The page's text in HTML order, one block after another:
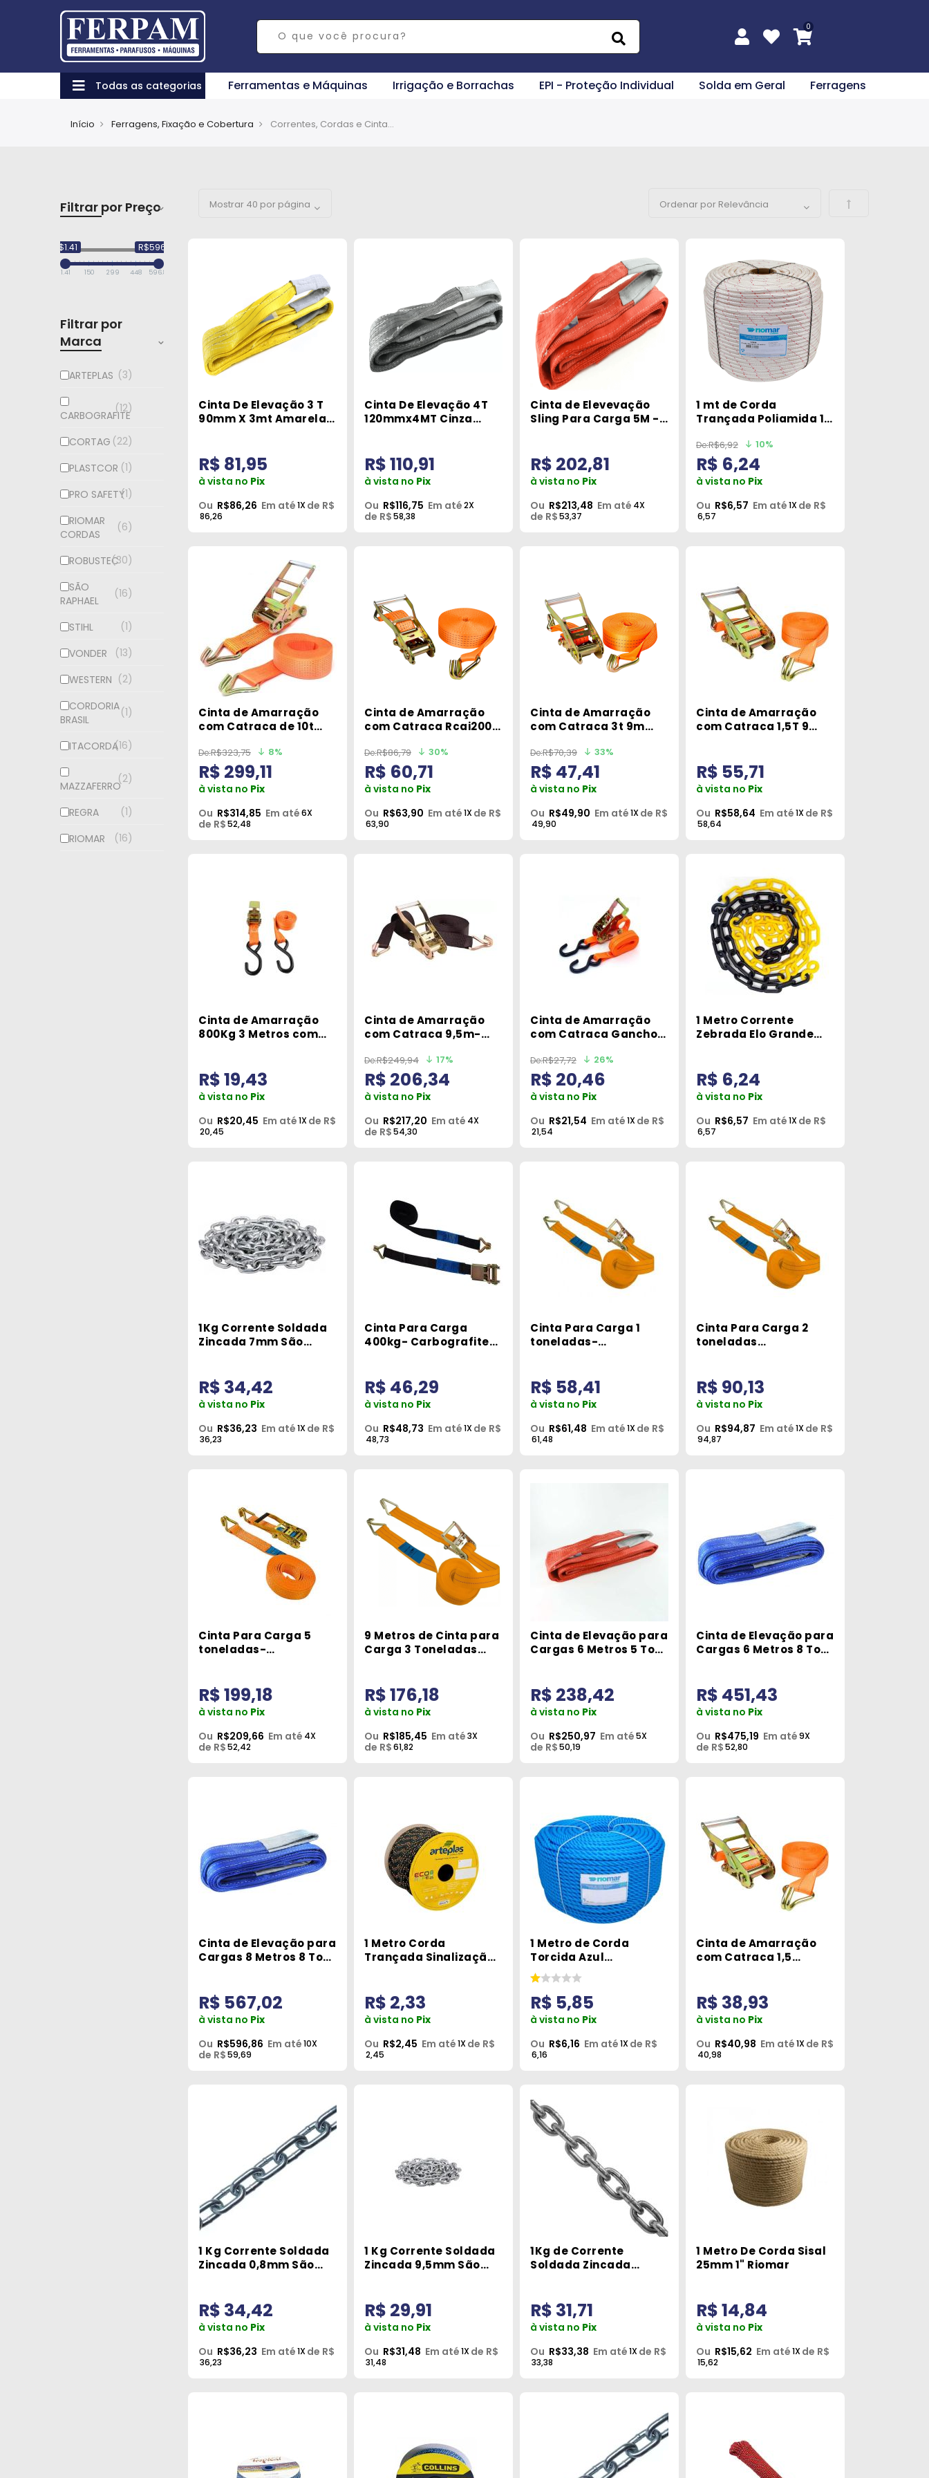
Todas as categorias Ferramentas e Máquinas Irrigação e Borrachas EPI - Proteção Individual Solda em Geral Ferragens
Início Ferragens, Fixação e Cobertura Correntes, Cordas e Cintas de Amarração
Definir Direção
Cinta De Elevação 3 T
90mm X 3mt Amarela
R$ 81,95
à vista no Pix
Ou R$86,26 Em até1X de R$
86,26
Cinta De Elevação 4T
120mmx4MT Cinza
R$ 110,91
à vista no Pix
Ou R$116,75 Em até2X
de R$58,38
Cinta de Elevevação
Sling Para Carga 5M -
R$ 202,81
à vista no Pix
Ou R$213,48 Em até 4X
de R$53,37
1 mt de Corda
Trançada Poliamida 12
Riomar Cordas
R$6,92 10%
R$ 6,24
à vista no Pix
Ou R$6,57 Em até1X de R$
6,57
Cinta de Amarração
com Catraca de 10t
R$323,75 8%
R$ 299,11
à vista no Pix
Ou R$314,85 Em até6X
de R$52,48
Cinta de Amarração
com Catraca Rcai2002
R$86,79 30%
R$ 60,71
à vista no Pix
Ou R$63,90 Em até1X de R$
63,90
Cinta de Amarração
com Catraca 3t 9m
R$70,39 33%
R$ 47,41
à vista no Pix
Ou R$49,90 Em até1X de R$
49,90
Cinta de Amarração
com Catraca 1,5T 9
R$ 55,71
à vista no Pix
Ou R$58,64 Em até1X de R$
58,64
Cinta de Amarração
800Kg 3 Metros com
R$ 19,43
à vista no Pix
Ou R$20,45 Em até1X de R$
20,45
Cinta de Amarração
com Catraca 9,5m-
R$249,94 17%
R$ 206,34
à vista no Pix
Ou R$217,20 Em até 4X
de R$54,30
Cinta de Amarração
com Catraca Gancho
Robustec
R$27,72 26%
R$ 20,46
à vista no Pix
Ou R$21,54 Em até1X de R$
21,54
1 Metro Corrente
Zebrada Elo Grande
R$ 6,24
à vista no Pix
Ou R$6,57 Em até1X de R$
6,57
1Kg Corrente Soldada
Zincada 7mm São
R$ 34,42
à vista no Pix
Ou R$36,23 Em até1X de R$
36,23
Cinta Para Carga
400kg- Carbografite
R$ 46,29
à vista no Pix
Ou R$48,73 Em até1X de R$
48,73
Cinta Para Carga 1
toneladas-
R$ 58,41
à vista no Pix
Ou R$61,48 Em até1X de R$
61,48
Cinta Para Carga 2
toneladas
R$ 90,13
à vista no Pix
Ou R$94,87 Em até1X de R$
94,87
Cinta Para Carga 5
toneladas-
R$ 199,18
à vista no Pix
Ou R$209,66 Em até 4X
de R$52,42
9 Metros de Cinta para
Carga 3 Toneladas
R$ 176,18
à vista no Pix
Ou R$185,45 Em até3X
de R$61,82
Cinta de Elevação para
Cargas 6 Metros 5 Ton
R$ 238,42
à vista no Pix
Ou R$250,97 Em até5X
de R$50,19
Cinta de Elevação para
Cargas 6 Metros 8 Ton
R$ 451,43
à vista no Pix
Ou R$475,19 Em até9X
de R$52,80
Cinta de Elevação para
Cargas 8 Metros 8 Ton
R$ 567,02
à vista no Pix
Ou R$596,86 Em até10X
de R$59,69
1 Metro Corda
Trançada Sinalização
R$ 2,33
à vista no Pix
Ou R$2,45 Em até1X de R$
2,45
1 Metro de Corda
Torcida Azul
Polietileno 14mm Naval
Riomar
R$ 5,85
à vista no Pix
Ou R$6,16 Em até1X de R$
6,16
Cinta de Amarração
com Catraca 1,5
R$ 38,93
à vista no Pix
Ou R$40,98 Em até1X de R$
40,98
1 Kg Corrente Soldada
Zincada 0,8mm São
R$ 34,42
à vista no Pix
Ou R$36,23 Em até1X de R$
36,23
1 Kg Corrente Soldada
Zincada 9,5mm São
R$ 29,91
à vista no Pix
Ou R$31,48 Em até1X de R$
31,48
1Kg de Corrente
Soldada Zincada
R$ 31,71
à vista no Pix
Ou R$33,38 Em até1X de R$
33,38
1 Metro De Corda Sisal
25mm 1" Riomar
R$ 14,84
à vista no Pix
Ou R$15,62 Em até1X de R$
15,62
Filtrar por Preço
R$1.41 R$596.86
1.41 150 299 448 596.86
Filtrar por
Marca
ARTEPLAS 3
CARBOGRAFITE
12
CORTAG 22
PLASTCOR 1
PRO SAFETY1
RIOMAR
CORDAS
6
ROBUSTEC30
SÃO
RAPHAEL
16
STIHL
1
VONDER
13
WESTERN
2
CORDORIA
BRASIL
1
ITACORDA16
MAZZAFERRO
2
REGRA
1
RIOMAR
16